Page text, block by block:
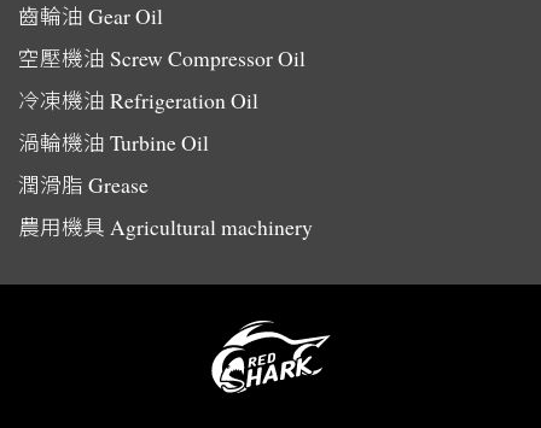
齒輪油 Gear Oil
空壓機油 Screw Compressor Oil
冷凍機油 Refrigeration Oil
渦輪機油 Turbine Oil
潤滑脂 Grease
農用機具 Agricultural machinery